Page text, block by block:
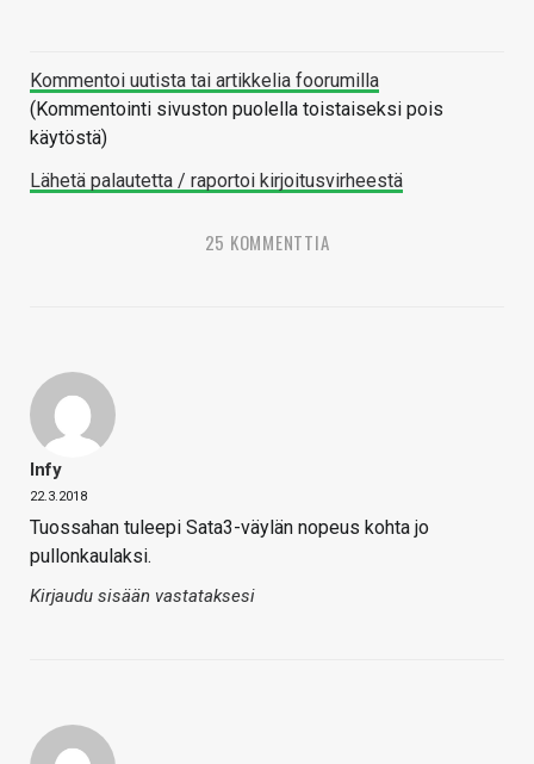
Kommentoi uutista tai artikkelia foorumilla
(Kommentointi sivuston puolella toistaiseksi pois
käytöstä)
Lähetä palautetta / raportoi kirjoitusvirheestä
25 KOMMENTTIA
Infy
22.3.2018
Tuossahan tuleepi Sata3-väylän nopeus kohta jo
pullonkaulaksi.
Kirjaudu sisään vastataksesi